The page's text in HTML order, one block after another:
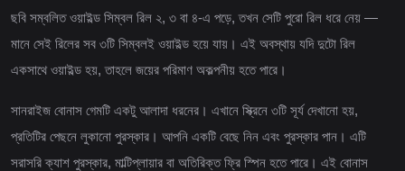
ছবি সম্বলিত ওয়াইল্ড সিম্বল রিল ২, ৩ বা ৪-এ পড়ে, তখন সেটি পুরো রিল ধরে নেয় —
মানে সেই রিলের সব ৩টি সিম্বলই ওয়াইল্ড হয়ে যায়। এই অবস্থায় যদি দুটো রিল
একসাথে ওয়াইল্ড হয়, তাহলে জয়ের পরিমাণ অকল্পনীয় হতে পারে।
সানরাইজ বোনাস গেমটি একটু আলাদা ধরনের। এখানে স্ক্রিনে ৩টি সূর্য দেখানো হয়,
প্রতিটির পেছনে লুকানো পুরস্কার। আপনি একটি বেছে নিন এবং পুরস্কার পান। এটি
সরাসরি ক্যাশ পুরস্কার, মাল্টিপ্লায়ার বা অতিরিক্ত ফ্রি স্পিন হতে পারে। এই বোনাস